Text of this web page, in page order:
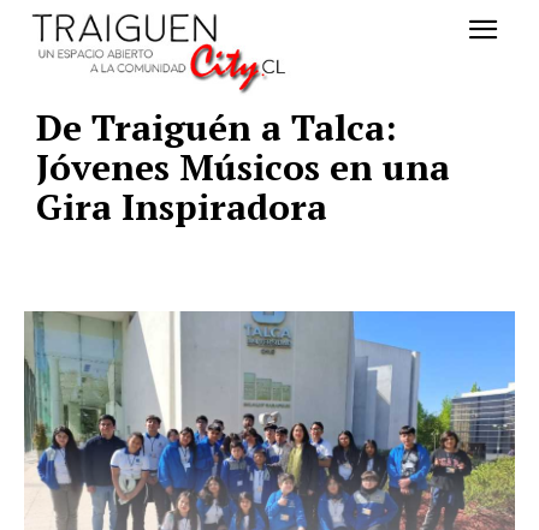
De Traiguén a Talca:
Jóvenes Músicos en una
Gira Inspiradora